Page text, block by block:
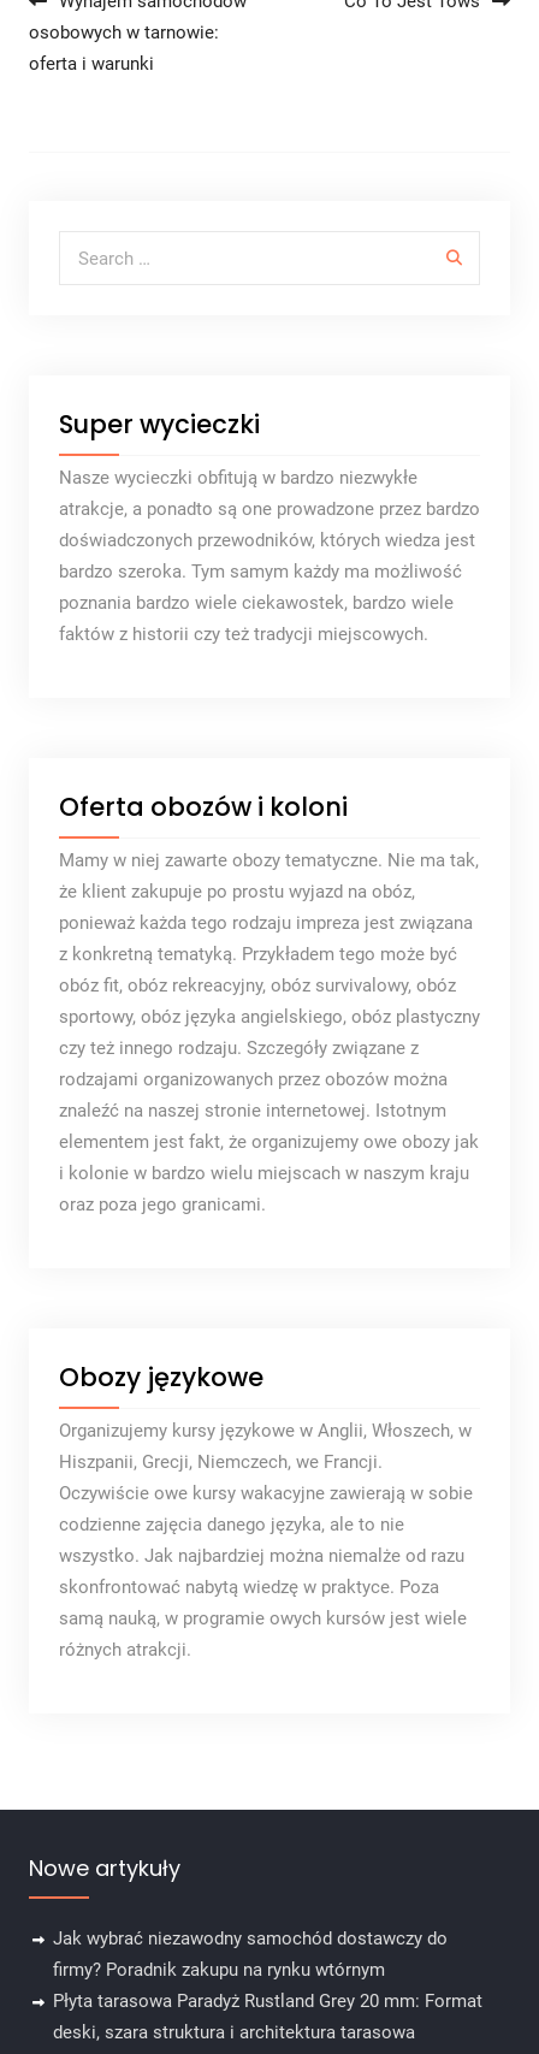
Nawigacja wpisu
osobowych w tarnowie:
oferta i warunki
Super wycieczki
Nasze wycieczki obfitują w bardzo niezwykłe
atrakcje, a ponadto są one prowadzone przez bardzo
doświadczonych przewodników, których wiedza jest
bardzo szeroka. Tym samym każdy ma możliwość
poznania bardzo wiele ciekawostek, bardzo wiele
faktów z historii czy też tradycji miejscowych.
Oferta obozów i koloni
Mamy w niej zawarte obozy tematyczne. Nie ma tak,
że klient zakupuje po prostu wyjazd na obóz,
ponieważ każda tego rodzaju impreza jest związana
z konkretną tematyką. Przykładem tego może być
obóz fit, obóz rekreacyjny, obóz survivalowy, obóz
sportowy, obóz języka angielskiego, obóz plastyczny
czy też innego rodzaju. Szczegóły związane z
rodzajami organizowanych przez obozów można
znaleźć na naszej stronie internetowej. Istotnym
elementem jest fakt, że organizujemy owe obozy jak
i kolonie w bardzo wielu miejscach w naszym kraju
oraz poza jego granicami.
Obozy językowe
Organizujemy kursy językowe w Anglii, Włoszech, w
Hiszpanii, Grecji, Niemczech, we Francji.
Oczywiście owe kursy wakacyjne zawierają w sobie
codzienne zajęcia danego języka, ale to nie
wszystko. Jak najbardziej można niemalże od razu
skonfrontować nabytą wiedzę w praktyce. Poza
samą nauką, w programie owych kursów jest wiele
różnych atrakcji.
Nowe artykuły
Jak wybrać niezawodny samochód dostawczy do
firmy? Poradnik zakupu na rynku wtórnym
Płyta tarasowa Paradyż Rustland Grey 20 mm: Format
deski, szara struktura i architektura tarasowa